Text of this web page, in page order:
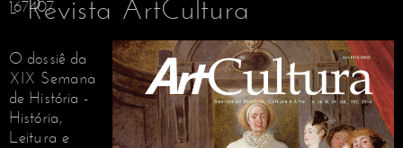
167407
- Revista ArtCultura
O dossiê da
XIX Semana
de História -
História,
Leitura e